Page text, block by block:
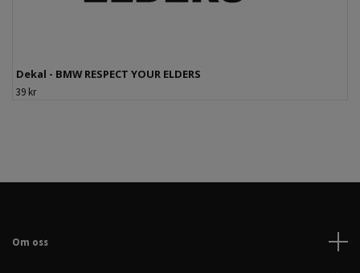
Dekal - BMW RESPECT YOUR ELDERS
39 kr
Om oss